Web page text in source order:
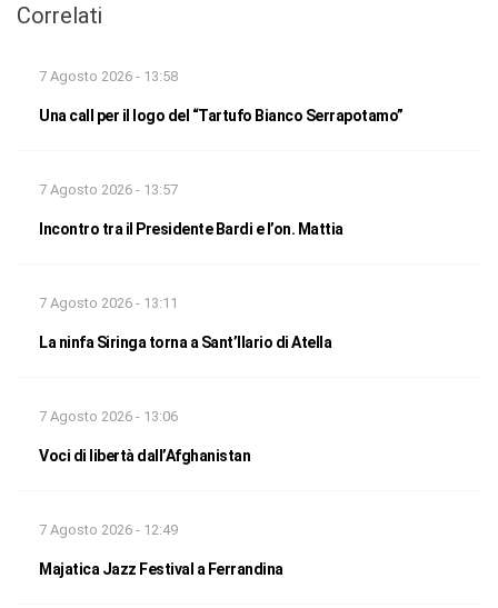
Correlati
7 Agosto 2026 - 13:58
Una call per il logo del “Tartufo Bianco Serrapotamo”
7 Agosto 2026 - 13:57
Incontro tra il Presidente Bardi e l’on. Mattia
7 Agosto 2026 - 13:11
La ninfa Siringa torna a Sant’Ilario di Atella
7 Agosto 2026 - 13:06
Voci di libertà dall’Afghanistan
7 Agosto 2026 - 12:49
Majatica Jazz Festival a Ferrandina